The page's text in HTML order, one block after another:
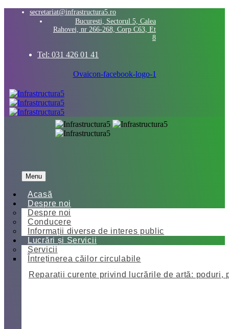
secretariat@infrastructura5.ro
Bucuresti, Sectorul 5, Calea
Rahovei, nr 266-268, Corp C63, Et
8
Tel: 031 426 01 41
Ovaicon-facebook-logo-1
Menu
Acasă
Despre noi
Despre noi
Conducere
Informații diverse de interes public
Lucrări și Servicii
Servicii
Întreținerea căilor circulabile
Reparații curente privind lucrările de artă: poduri,